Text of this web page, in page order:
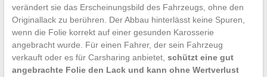
verändert sie das Erscheinungsbild des Fahrzeugs, ohne den
Originallack zu berühren. Der Abbau hinterlässt keine Spuren,
wenn die Folie korrekt auf einer gesunden Karosserie
angebracht wurde. Für einen Fahrer, der sein Fahrzeug
verkauft oder es für Carsharing anbietet, schützt eine gut
angebrachte Folie den Lack und kann ohne Wertverlust